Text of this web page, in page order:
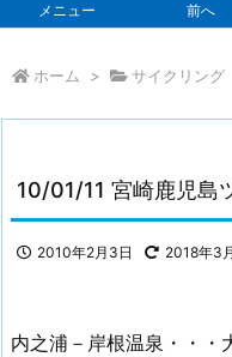
メニュー 前へ
ホーム > サイクリング
10/01/11 宮崎鹿児島
2010年2月3日 2018年3
内之浦－岸根温泉・・・